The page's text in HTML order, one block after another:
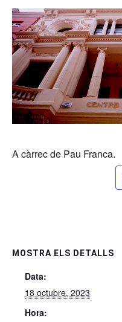
A càrrec de Pau Franca.
MOSTRA ELS DETALLS
Data:
18 octubre, 2023
Hora: